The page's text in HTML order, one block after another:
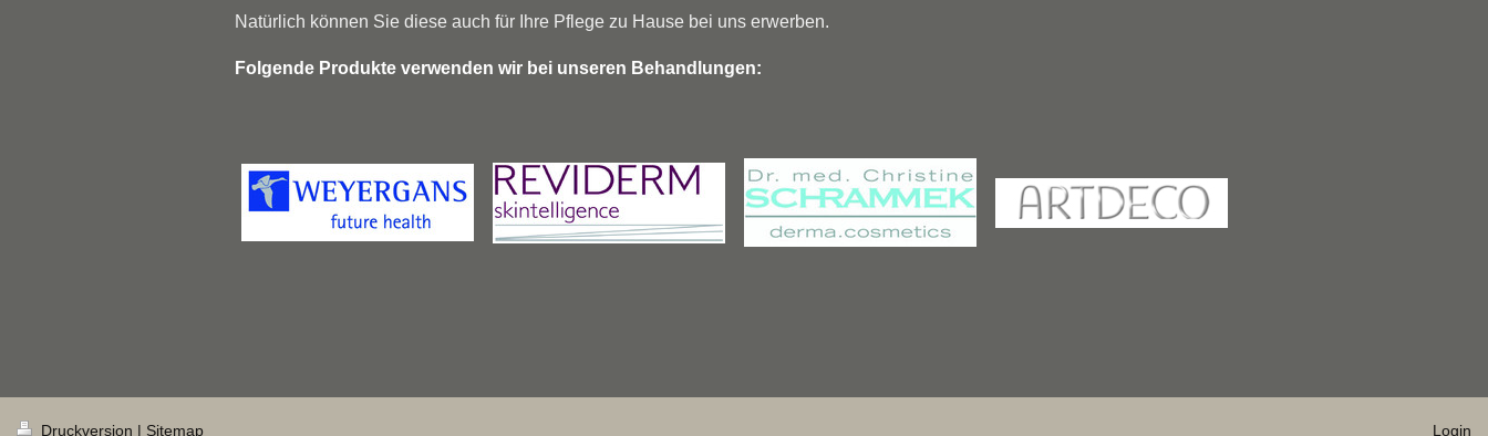
Natürlich können Sie diese auch für Ihre Pflege zu Hause bei uns erwerben.
Folgende Produkte verwenden wir bei unseren Behandlungen:
Druckversion | Sitemap Login